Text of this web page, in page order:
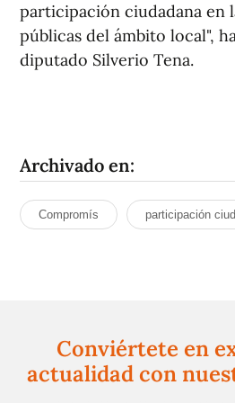
participación ciudadana en
públicas del ámbito local",
diputado Silverio Tena.
Archivado en:
Compromís participación
Conviértete en
actualidad con